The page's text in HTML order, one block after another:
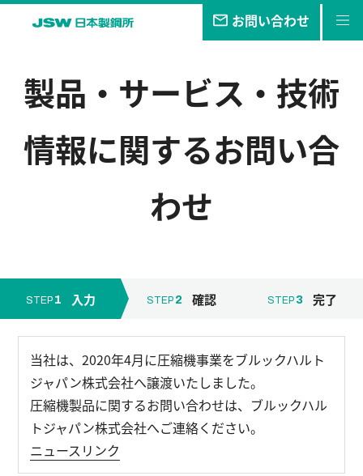
お問い合わせ
事業・製品
技報
採用情報
English お問い合わせ
製品・サービス・技術
情報に関するお問い合
わせ
STEP 1 入力 STEP 2 確認 STEP 3 完了
当社は、2020年4月に圧縮機事業をブルックハルト
ジャパン株式会社へ譲渡いたしました。
圧縮機製品に関するお問い合わせは、ブルックハル
トジャパン株式会社へご連絡ください。
ニュースリンク